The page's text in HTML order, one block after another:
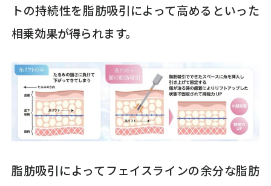
トの持続性を脂肪吸引によって高めるといった
相乗効果が得られます。
脂肪吸引によってフェイスラインの余分な脂肪